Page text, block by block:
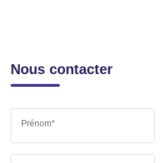
Nous contacter
Prénom*